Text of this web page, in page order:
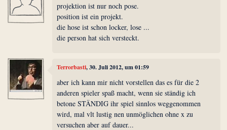
projektion ist nur noch pose.
position ist ein projekt.
die hose ist schon locker, lose ...
die person hat sich versteckt.
Terrorbasti, 30. Juli 2012, um 01:59
aber ich kann mir nicht vorstellen das es für die 2
anderen spieler spaß macht, wenn sie ständig ich
betone STÄNDIG ihr spiel sinnlos weggenommen
wird, mal vlt lustig nen unmöglichen ohne x zu
versuchen aber auf dauer...